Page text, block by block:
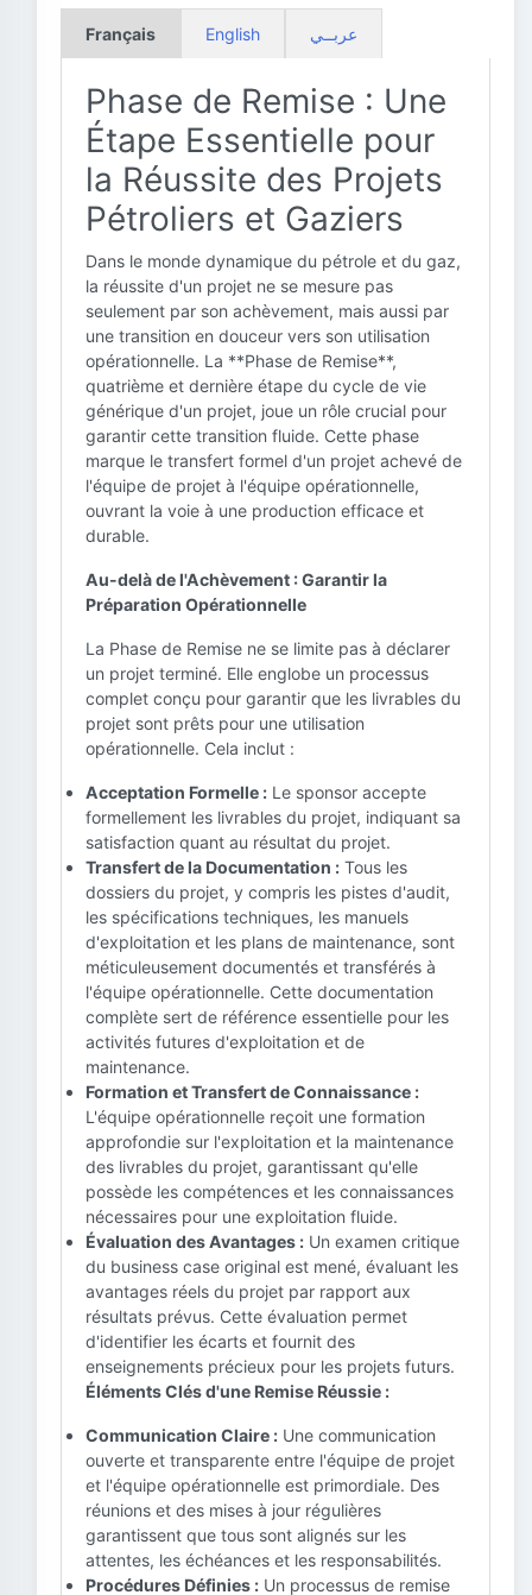
Français English عربــي
Phase de Remise : Une
Étape Essentielle pour
la Réussite des Projets
Pétroliers et Gaziers
Dans le monde dynamique du pétrole et du gaz,
la réussite d'un projet ne se mesure pas
seulement par son achèvement, mais aussi par
une transition en douceur vers son utilisation
opérationnelle. La **Phase de Remise**,
quatrième et dernière étape du cycle de vie
générique d'un projet, joue un rôle crucial pour
garantir cette transition fluide. Cette phase
marque le transfert formel d'un projet achevé de
l'équipe de projet à l'équipe opérationnelle,
ouvrant la voie à une production efficace et
durable.
Au-delà de l'Achèvement : Garantir la
Préparation Opérationnelle
La Phase de Remise ne se limite pas à déclarer
un projet terminé. Elle englobe un processus
complet conçu pour garantir que les livrables du
projet sont prêts pour une utilisation
opérationnelle. Cela inclut :
Acceptation Formelle : Le sponsor accepte
formellement les livrables du projet, indiquant sa
satisfaction quant au résultat du projet.
Transfert de la Documentation : Tous les
dossiers du projet, y compris les pistes d'audit,
les spécifications techniques, les manuels
d'exploitation et les plans de maintenance, sont
méticuleusement documentés et transférés à
l'équipe opérationnelle. Cette documentation
complète sert de référence essentielle pour les
activités futures d'exploitation et de
maintenance.
Formation et Transfert de Connaissance :
L'équipe opérationnelle reçoit une formation
approfondie sur l'exploitation et la maintenance
des livrables du projet, garantissant qu'elle
possède les compétences et les connaissances
nécessaires pour une exploitation fluide.
Évaluation des Avantages : Un examen critique
du business case original est mené, évaluant les
avantages réels du projet par rapport aux
résultats prévus. Cette évaluation permet
d'identifier les écarts et fournit des
enseignements précieux pour les projets futurs.
Éléments Clés d'une Remise Réussie :
Communication Claire : Une communication
ouverte et transparente entre l'équipe de projet
et l'équipe opérationnelle est primordiale. Des
réunions et des mises à jour régulières
garantissent que tous sont alignés sur les
attentes, les échéances et les responsabilités.
Procédures Définies : Un processus de remise